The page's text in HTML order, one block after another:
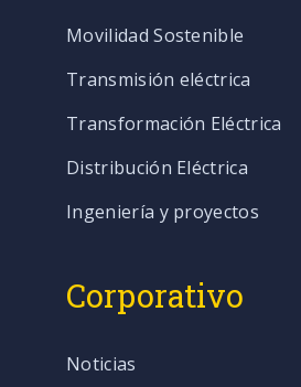
Movilidad Sostenible
Transmisión eléctrica
Transformación Eléctrica
Distribución Eléctrica
Ingeniería y proyectos
Corporativo
Noticias